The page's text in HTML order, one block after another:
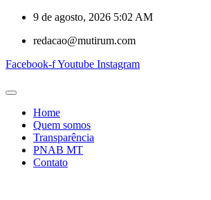
9 de agosto, 2026 5:02 AM
redacao@mutirum.com
Facebook-fYoutube Instagram
Home
Quem somos
Transparência
PNAB MT
Contato